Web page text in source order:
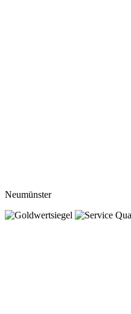
Neumünster